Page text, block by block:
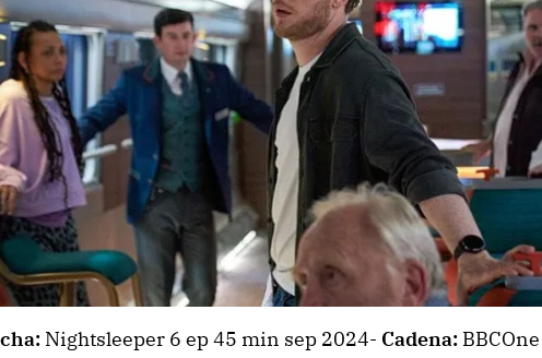
Nightsleeper 6 ep 45 min sep 2024- Cadena: